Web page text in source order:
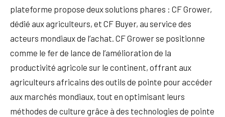
plateforme propose deux solutions phares : CF Grower,
dédié aux agriculteurs, et CF Buyer, au service des
acteurs mondiaux de l’achat. CF Grower se positionne
comme le fer de lance de l’amélioration de la
productivité agricole sur le continent, offrant aux
agriculteurs africains des outils de pointe pour accéder
aux marchés mondiaux, tout en optimisant leurs
méthodes de culture grâce à des technologies de pointe